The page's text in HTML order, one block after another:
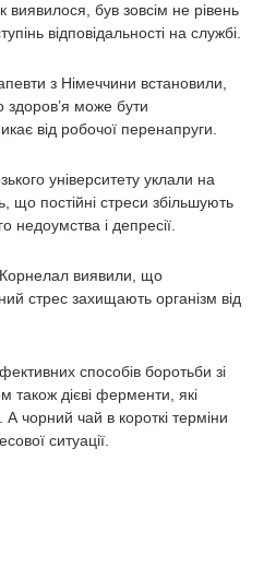
був зовсім не рівень
відповідальності на службі.
з Німеччини встановили,
здоров’я може бути
від робочої перенапруги.
університету уклали на
що постійні стреси збільшують
недоумства і депресії.
Корнелал виявили, що
стрес захищають організм від
способів боротьби зі
також дієві ферменти, які
А чорний чай в короткі терміни
ситуації.